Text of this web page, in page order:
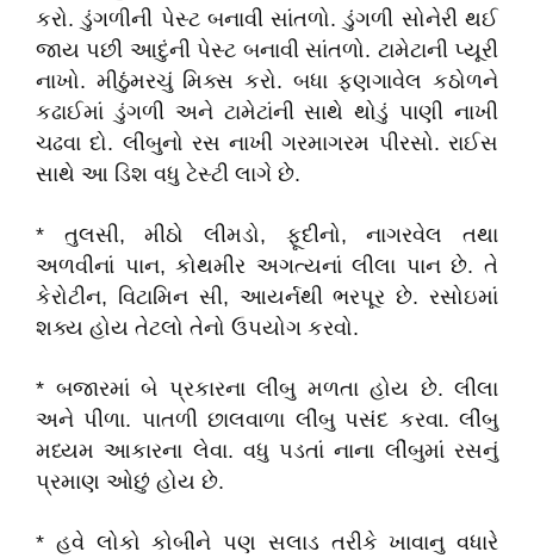
કરો. ડુંગળીની પેસ્ટ બનાવી સાંતળો. ડુંગળી સોનેરી થઈ
જાય પછી આદુંની પેસ્ટ બનાવી સાંતળો. ટામેટાની પ્યૂરી
નાખો. મીઠુંમરચું મિક્સ કરો. બધા ફણગાવેલ કઠોળને
કઢાઈમાં ડુંગળી અને ટામેટાંની સાથે થોડું પાણી નાખી
ચઢવા દો. લીંબુનો રસ નાખી ગરમાગરમ પીરસો. રાઈસ
સાથે આ ડિશ વધુ ટેસ્ટી લાગે છે.
* તુલસી, મીઠો લીમડો, ફૂદીનો, નાગરવેલ તથા
અળવીનાં પાન, કોથમીર અગત્યનાં લીલા પાન છે. તે
કેરોટીન, વિટામિન સી, આયર્નથી ભરપૂર છે. રસોઇમાં
શક્ય હોય તેટલો તેનો ઉપયોગ કરવો.
* બજારમાં બે પ્રકારના લીંબુ મળતા હોય છે. લીલા
અને પીળા. પાતળી છાલવાળા લીંબુ પસંદ કરવા. લીંબુ
મધ્યમ આકારના લેવા. વધુ પડતાં નાના લીંબુમાં રસનું
પ્રમાણ ઓછું હોય છે.
* હવે લોકો કોબીને પણ સલાડ તરીકે ખાવાનુ વધારે